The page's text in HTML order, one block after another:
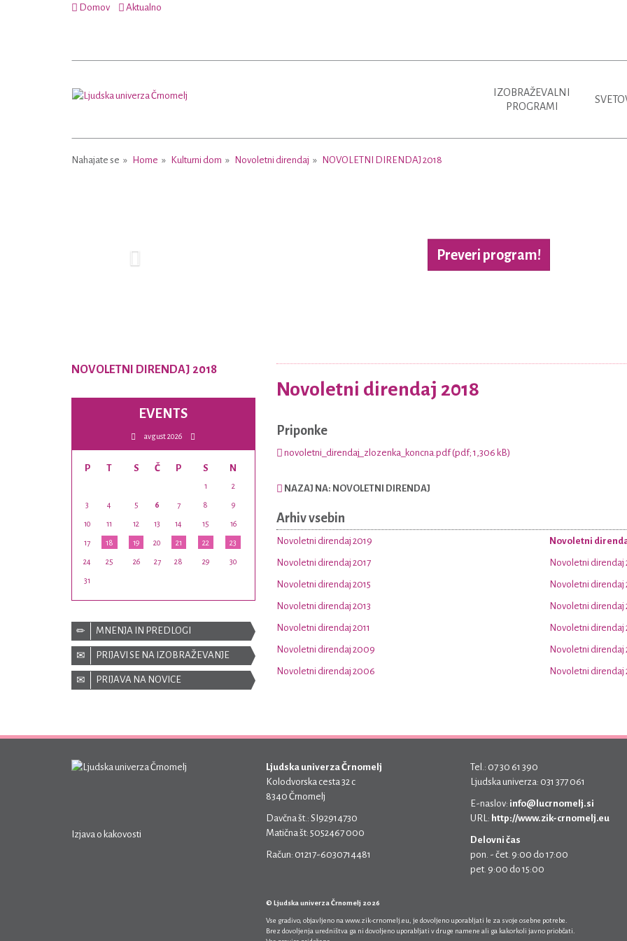
Domov Aktualno
IZOBRAŽEVALNI
PROGRAMI
Nahajate se Home Kulturni dom Novoletni direndaj NOVOLETNI DIRENDAJ 2018
Preveri program!
Novoletni direndaj 2018
Priponke
novoletni_direndaj_zlozenka_koncna.pdf (pdf; 1,306 kB)
NAZAJ NA: NOVOLETNI DIRENDAJ
Arhiv vsebin
Novoletni direndaj 2019 Novoletni
Novoletni direndaj 2017 Novoletni direndaj
Novoletni direndaj 2015 Novoletni direndaj
Novoletni direndaj 2013 Novoletni direndaj
Novoletni direndaj 2011 Novoletni direndaj
Novoletni direndaj 2009 Novoletni direndaj
Novoletni direndaj 2006 Novoletni direndaj
NOVOLETNI DIRENDAJ 2018
EVENTS
avgust 2026
P T S Č P S N
1 2
3 4 5 6 7 8 9
10 11 12 13 14 15 16
17 18 19 20 21 22 23
24 25 26 27 28 29 30
31
MNENJA IN PREDLOGI
PRIJAVI SE NA IZOBRAŽEVANJE
PRIJAVA NA NOVICE
Izjava o kakovosti
Ljudska univerza Črnomelj
Kolodvorska cesta 32 c
8340 Črnomelj
Davčna št.: SI92914730
Matična št: 5052467 000
Račun: 01217-6030714481
Tel.: 07 30 61 390
Ljudska univerza: 031 377 061
E-naslov: info@lucrnomelj.si
URL: http://www.zik-crnomelj.eu
Delovni čas
pon. - čet. 9:00 do 17:00
pet. 9:00 do 15:00
© Ljudska univerza Črnomelj 2026
Vse gradivo, objavljeno na www.zik-crnomelj.eu , je dovoljeno uporabljati le za svoje osebne potrebe.
Brez dovoljenja uredništva ga ni dovoljeno uporabljati v druge namene ali ga kakorkoli javno priobčati.